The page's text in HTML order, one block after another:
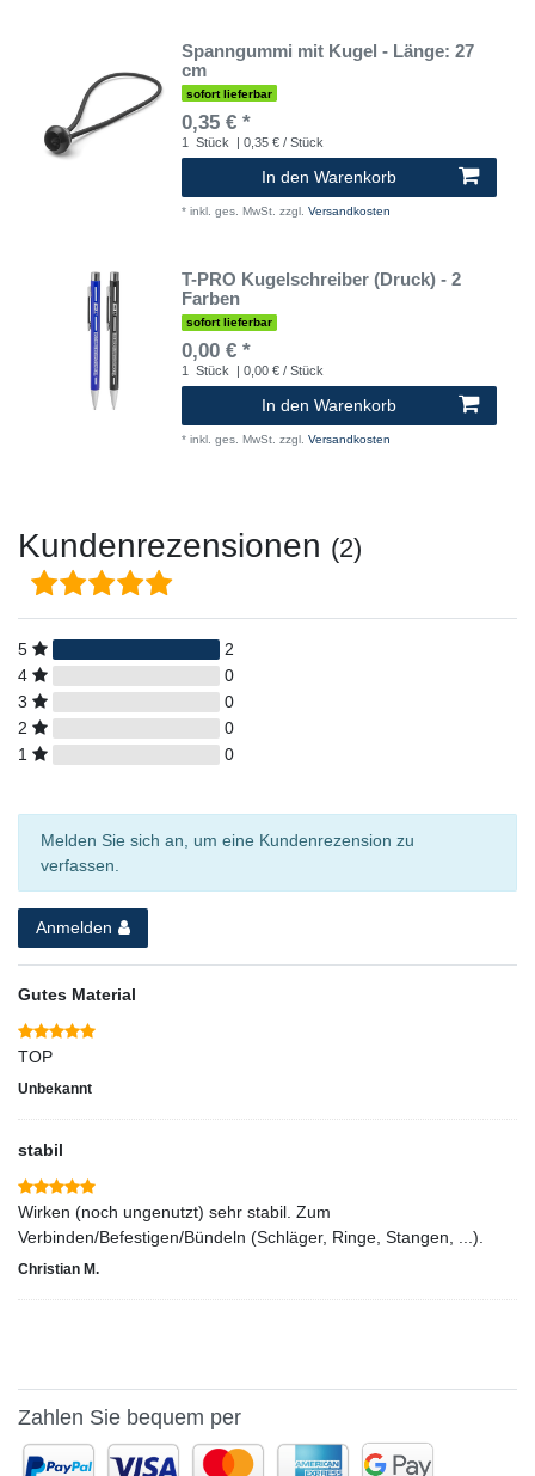
Spanngummi mit Kugel - Länge: 27
cm
sofort lieferbar
0,35 € *
1 Stück | 0,35 € / Stück
In den Warenkorb
* inkl. ges. MwSt. zzgl. Versandkosten
T-PRO Kugelschreiber (Druck) - 2
Farben
sofort lieferbar
0,00 € *
1 Stück | 0,00 € / Stück
In den Warenkorb
* inkl. ges. MwSt. zzgl. Versandkosten
Kundenrezensionen (2)
5
2
4
0
3
0
2
0
1
0
Melden Sie sich an, um eine Kundenrezension zu
verfassen.
Anmelden
Gutes Material
TOP
Unbekannt
stabil
Wirken (noch ungenutzt) sehr stabil. Zum
Verbinden/Befestigen/Bündeln (Schläger, Ringe, Stangen, ...).
Christian M.
Zahlen Sie bequem per